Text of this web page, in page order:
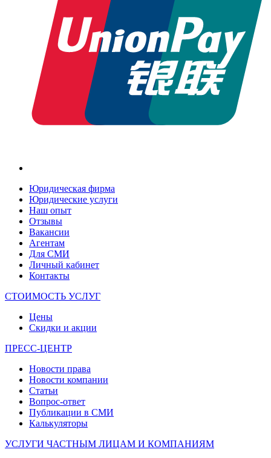
Юридическая фирма
Юридические услуги
Наш опыт
Отзывы
Вакансии
Агентам
Для СМИ
Личный кабинет
Контакты
СТОИМОСТЬ УСЛУГ
Цены
Скидки и акции
ПРЕСС-ЦЕНТР
Новости права
Новости компании
Статьи
Вопрос-ответ
Публикации в СМИ
Калькуляторы
УСЛУГИ ЧАСТНЫМ ЛИЦАМ И КОМПАНИЯМ